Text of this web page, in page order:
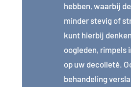
hebben, waarbij
minder stevig of
kunt hierbij
oogleden, rimpels
op uw decolleté.
behandeling